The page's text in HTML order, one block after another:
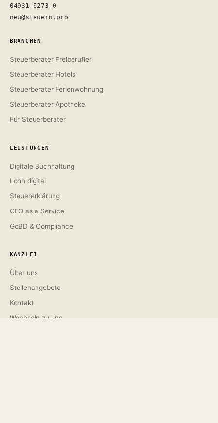
04931 9273-0
neu@steuern.pro
BRANCHEN
Steuerberater Freiberufler
Steuerberater Hotels
Steuerberater Ferienwohnung
Steuerberater Apotheke
Für Steuerberater
LEISTUNGEN
Digitale Buchhaltung
Lohn digital
Steuererklärung
CFO as a Service
GoBD & Compliance
KANZLEI
Über uns
Stellenangebote
Kontakt
Wechseln zu uns